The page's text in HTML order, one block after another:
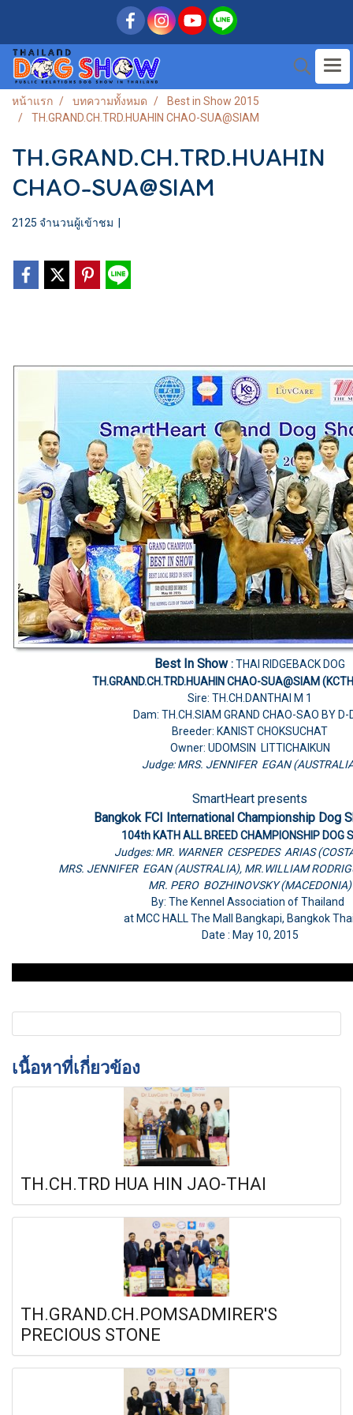
หน้าแรก บทความทั้งหมด
Best in Show 2015
TH.GRAND.CH.TRD.HUAHIN CHAO-SUA@SIAM
TH.GRAND.CH.TRD.HUAHIN
CHAO-SUA@SIAM
2125 จำนวนผู้เข้าชม
Best In Show :THAI RIDGEBACK DOG
TH.GRAND.CH.TRD.HUAHIN CHAO-SUA@SIAM
Sire: TH.CH.DANTHAI M 1
Dam: TH.CH.SIAM GRAND CHAO-SAO BY D-
Breeder: KANIST CHOKSUCHAT
Owner: UDOMSIN LITTICHAIKUN
Judge: MRS. JENNIFER EGAN
SmartHeart presents
Bangkok FCI International Championship Dog
104th KATH ALL BREED CHAMPIONSHIP DOG
Judges: MR. WARNER CESPEDES ARIAS
MRS. JENNIFER EGAN (AUSTRALIA), MR.WILLIAM
MR. PERO BOZHINOVSKY (MACEDONIA)
By: The Kennel Association of Thailand
at MCC HALL The Mall Bangkapi, Bangkok
Date : May 10, 2015
เนื้อหาที่เกี่ยวข้อง
TH.CH.TRD HUA HIN JAO-THAI
TH.GRAND.CH.POMSADMIRER'S
PRECIOUS STONE